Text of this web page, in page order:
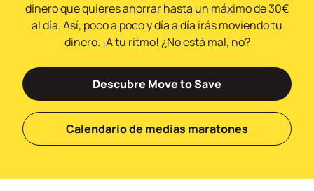
dinero que quieres ahorrar hasta un máximo de 30€
al día. Así, poco a poco y día a día irás moviendo tu
dinero. ¡A tu ritmo! ¿No está mal, no?
Descubre Move to Save
Calendario de medias maratones